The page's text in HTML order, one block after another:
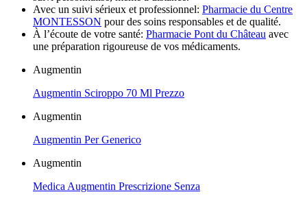
Avec un suivi sérieux et professionnel: Pharmacie du Centre
MONTESSON pour des soins responsables et de qualité.
À l’écoute de votre santé: Pharmacie Pont du Château avec
une préparation rigoureuse de vos médicaments.
Augmentin
Augmentin Sciroppo 70 Ml Prezzo
Augmentin
Augmentin Per Generico
Augmentin
Medica Augmentin Prescrizione Senza